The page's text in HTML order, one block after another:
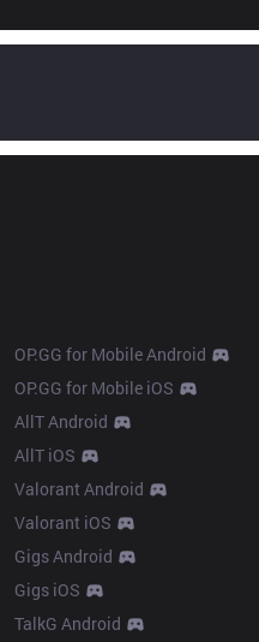
OP.GG for Mobile Android
OP.GG for Mobile iOS
AllT Android
AllT iOS
Valorant Android
Valorant iOS
Gigs Android
Gigs iOS
TalkG Android